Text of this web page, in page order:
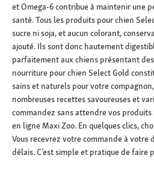
et Omega-6 contribue à maintenir une
santé. Tous les produits pour chien
sucre ni soja, et aucun colorant,
ajouté. Ils sont donc hautement
parfaitement aux chiens présentant
nourriture pour chien Select Gold
sains et naturels pour votre
nombreuses recettes savoureuses et
commandez sans attendre vos
en ligne Maxi Zoo. En quelques clics,
Vous recevrez votre commande à votre
délais. C’est simple et pratique de faire